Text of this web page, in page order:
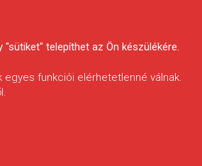
telepíthet az Ön készülékére.
egyes funkciói elérhetetlenné válnak.